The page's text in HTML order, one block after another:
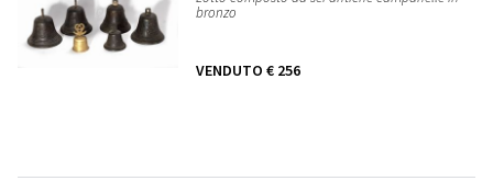
bronzo
VENDUTO € 256